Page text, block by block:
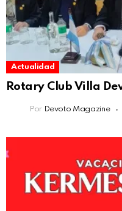
Actualidad
Rotary Club Villa
Por Devoto Magazine